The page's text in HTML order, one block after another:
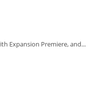
Expansion Premiere, and...